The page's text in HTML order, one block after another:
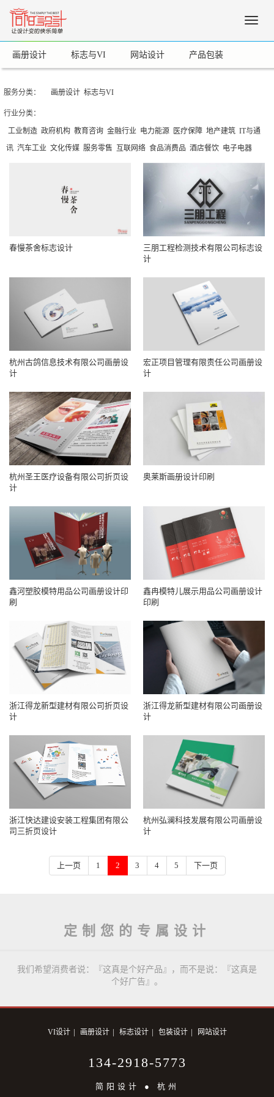
Toggle
画册设计 标志与VI 网站设计 产品包装
服务分类： 画册设计 标志与VI
行业分类：
工业制造 政府机构 教育咨询 金融行业 电力能源 医疗保障 地产建筑 IT与通
讯 汽车工业 文化传媒 服务零售 互联网络 食品消费品 酒店餐饮 电子电器
春慢茶舍标志设计
三朋工程检测技术有限公司标志设
计
杭州古鸽信息技术有限公司画册设
计
宏正项目管理有限责任公司画册设
计
杭州圣王医疗设备有限公司折页设
计
奥莱斯画册设计印刷
鑫河塑胶模特用品公司画册设计印
刷
鑫冉模特儿展示用品公司画册设计
印刷
浙江得龙新型建材有限公司折页设
计
浙江得龙新型建材有限公司画册设
计
浙江快达建设安装工程集团有限公
司三折页设计
杭州弘澜科技发展有限公司画册设
计
上一页 1 2 3 4 5 下一页
定制您的专属设计
我们希望消费者说：『这真是个好产品』，而不是说：『这真是
个好广告』。
VI设计 | 画册设计 | 标志设计 | 包装设计 | 网站设计
134-2918-5773
简阳设计 ● 杭州